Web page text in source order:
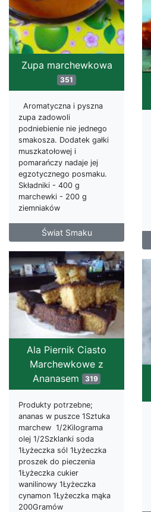
Zupa marchewkowa
351
Aromatyczna i pyszna
zupa zadowoli
podniebienie nie jednego
smakosza. Dodatek gałki
muszkatołowej i
pomarańczy nadaje jej
egzotycznego posmaku.
Składniki - 400 g
marchewki - 200 g
ziemniaków
Świat Smaku
Ala Piernik Ciasto
Marchewkowe z
Ananasem
319
Produkty potrzebne;
ananas w puszce 1Sztuka
marchew 1/2Kilograma
olej 1/2Szklanki soda
1Łyżeczka sól 1Łyżeczka
proszek do pieczenia
1Łyżeczka cukier
wanilinowy 1Łyżeczka
cynamon 1Łyżeczka mąka
200Gramów